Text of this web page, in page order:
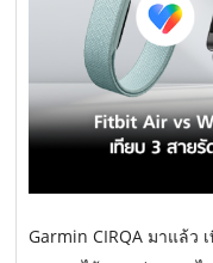
Garmin CIRQA มาแล้ว